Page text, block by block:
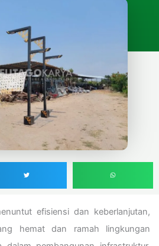
efisiensi dan keberlanjutan,
hemat dan ramah lingkungan